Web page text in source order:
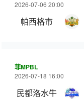
2026-07-06 20:00
帕西格市
菲MPBL
2026-07-18 16:00
民都洛水牛